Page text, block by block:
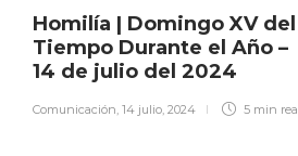
Homilía | Domingo XV del
Tiempo Durante el Año –
14 de julio del 2024
Comunicación, 14 julio, 2024 5 min